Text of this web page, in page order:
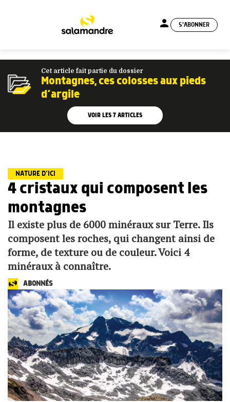
person S'ABONNER
Cet article fait partie du dossier
Montagnes, ces colosses aux pieds
d’argile
VOIR LES 7 ARTICLES
NATURE D’ICI
4 cristaux qui composent les
montagnes
Il existe plus de 6000 minéraux sur Terre. Ils
composent les roches, qui changent ainsi de
forme, de texture ou de couleur. Voici 4
minéraux à connaître.
ABONNÉS